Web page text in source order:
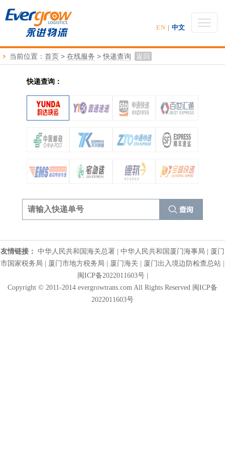
EN | 中文
当前位置： 首页 > 在线服务 >快递查询 返回
快递查询：
友情链接： 中华人民共和国海关总署 中华人民共和国厦门海事局
厦门
市国家税务局
厦门市地方税务局 厦门海关 厦门出入境边防检查总站
闽ICP备2022011603号|
Copyright © 2011-2014 evergrowtrans.com All Rights Reserved 闽ICP备
2022011603号